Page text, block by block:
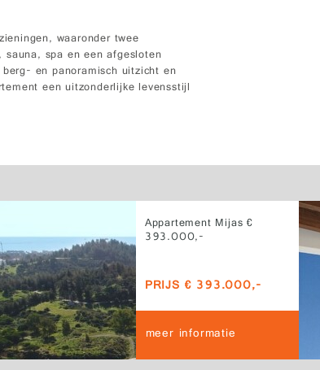
waaronder twee
sauna, spa en een afgesloten
en panoramisch uitzicht en
een uitzonderlijke levensstijl
Appartement Mijas €
393.000,-
PRIJS € 393.000,-
meer informatie